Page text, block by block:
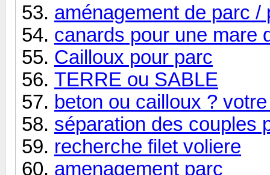
aménagement de parc /
canards pour une mare
Cailloux pour parc
TERRE ou SABLE
beton ou cailloux ?
séparation des couples
recherche filet voliere
amenagement parc